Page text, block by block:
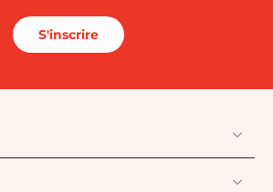
S'inscrire